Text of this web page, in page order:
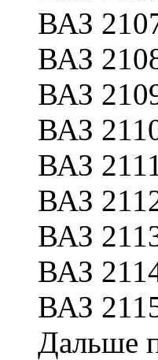
ВАЗ
ВАЗ
ВАЗ
ВАЗ
ВАЗ 2111
ВАЗ
ВАЗ
ВАЗ
ВАЗ
Дальше